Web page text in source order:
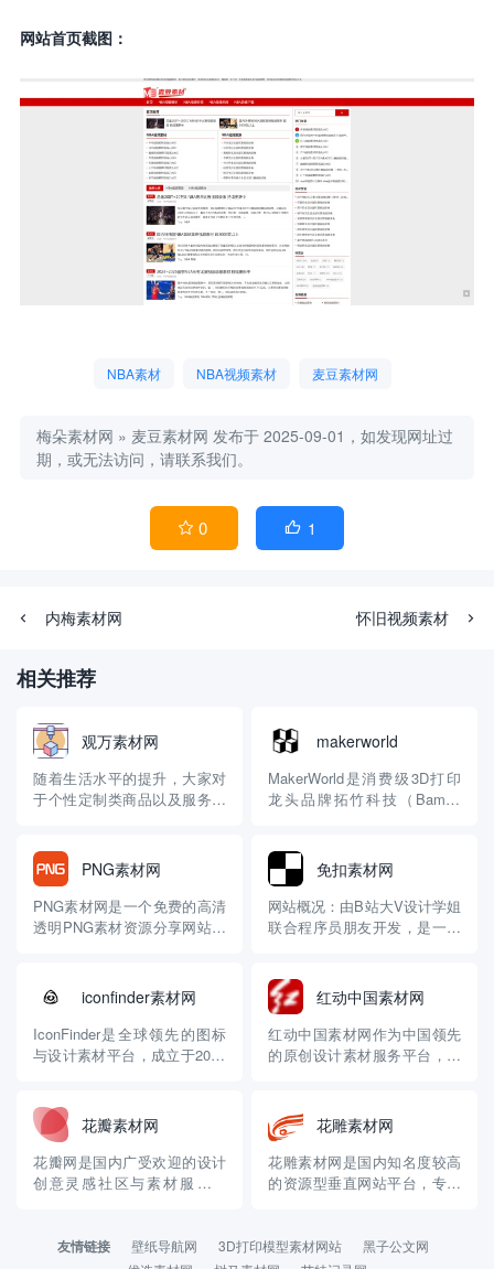
网站首页截图：
NBA素材 NBA视频素材 麦豆素材网
梅朵素材网 » 麦豆素材网 发布于 2025-09-01，如发现网址过
期，或无法访问，请联系我们。
 0  1
内梅素材网 怀旧视频素材
相关推荐
观万素材网
随着生活水平的提升，大家对
于个性定制类商品以及服务越
上面随处可见提供此类服务的
商家，今天小编给大家介绍的
是定制领域一个比较小众的细
分赛道，“3D打印”，顾名思
makerworld
MakerWorld是消费级3D打印
龙头品牌拓竹科技（Bambu
下载站，更是一个集成了AI生
成、创作工具和完整打印流程
的生态系统。 🔍 平台核心特
点一览 平台定位：拓竹科技旗
PNG素材网
PNG素材网是一个免费的高清
透明PNG素材资源分享网站。
矢量素材、免抠元素等。素材
类型丰富，包括党建设计元
素、24节气素材、海滩场景素
材、Q版人物等，可满足多种
免扣素材网
网站概况：由B站大V设计学姐
联合程序员朋友开发，是一个
计师、创意工作者等提供便捷
服务。 素材资源：拥有10万
+免抠素材，覆盖电商、新媒
体等设计场景。包括扁平化图
iconfinder素材网
IconFinder是全球领先的图标
与设计素材平台，成立于2007
言宝库」，其凭借海量资源、
灵活授权和技术创新，成为全
球数百万用户的首选。 一、核
心资源与技术创新 1. 资源规模
红动中国素材网
红动中国素材网作为中国领先
的原创设计素材服务平台，自
新与版权保障的综合型资源
库。 一、核心资源与技术创新
平台拥有超过1500万+原创设
计资源，涵盖平面设计、3D模
花瓣素材网
花瓣网是国内广受欢迎的设计
创意灵感社区与素材服务平
详细说明 平台定位 设计师灵
花雕素材网
花雕素材网是国内知名度较高
的资源型垂直网站平台，专业
物，乡村人物，历史人物等等
友情链接 壁纸导航网 3D打印模型素材网站
黑子公文网